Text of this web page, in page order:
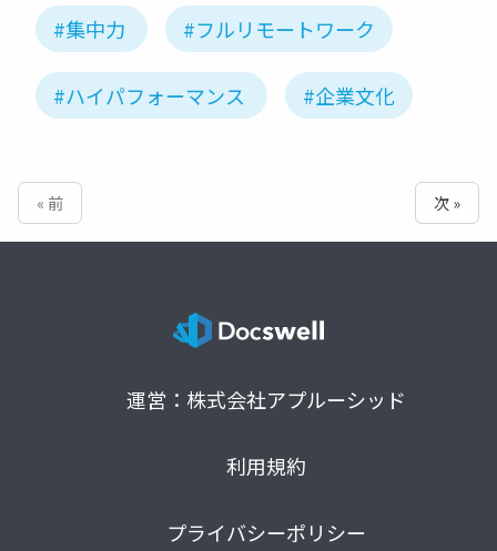
#集中力 #フルリモートワーク
#ハイパフォーマンス #企業文化
« 前 次 »
運営：株式会社アプルーシッド
利用規約
プライバシーポリシー